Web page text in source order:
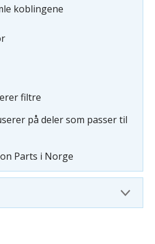
koblingene
filtre
på deler som passer til
Parts i Norge